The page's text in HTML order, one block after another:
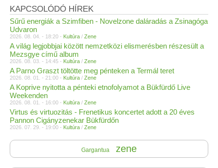
KAPCSOLÓDÓ HÍREK
Sűrű energiák a Szimfiben - Novelzone daláradás a Zsinagóga
Udvaron
2026. 08. 04. - 18:20 - Kultúra / Zene
A világ legjobbjai között nemzetközi elismerésben részesült a
Mezsgye című album
2026. 08. 03. - 14:45 - Kultúra / Zene
A Parno Graszt töltötte meg pénteken a Termál teret
2026. 08. 01. - 21:00 - Kultúra / Zene
A Koprive nyitotta a pénteki etnofolyamot a Bükfürdő Live
Weekenden
2026. 08. 01. - 16:00 - Kultúra / Zene
Virtus és virtuozitás - Frenetikus koncertet adott a 20 éves
Pannon Cigányzenekar Bükfürdőn
2026. 07. 29. - 19:00 - Kultúra / Zene
Gargantua zene